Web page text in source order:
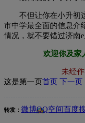
不但让你在小升初这
市中学最全面的信息介
情况，就不要错过济南
欢迎你及家
未经
这是第一页首页 下一页
转发： 微博QQ空间百度